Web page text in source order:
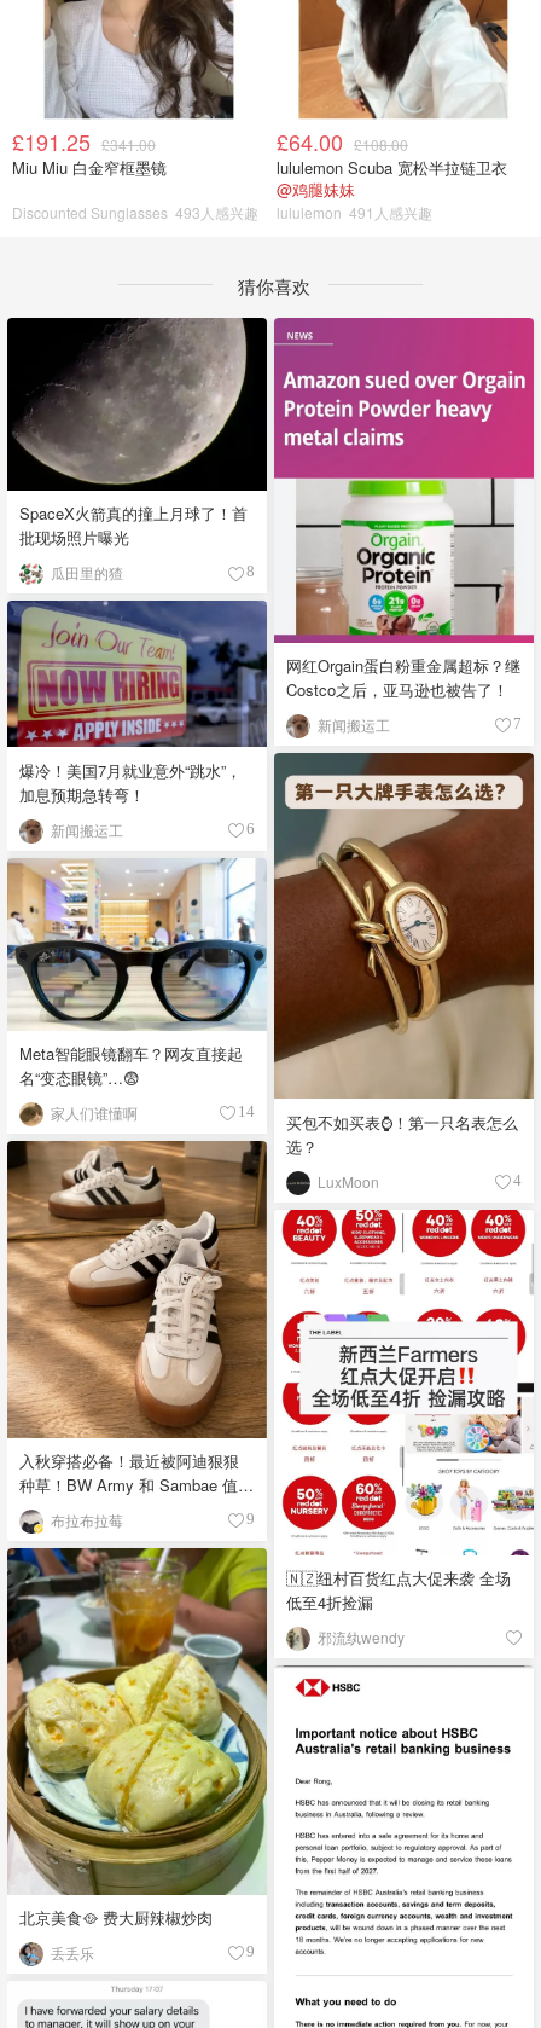
£191.25 £341.00
Miu Miu 白金窄框墨镜
Discounted Sunglasses 493人感兴趣
£64.00 £108.00
lululemon Scuba 宽松半拉链卫衣
@鸡腿妹妹
lululemon 491人感兴趣
猜你喜欢
SpaceX火箭真的撞上月球了！首
批现场照片曝光
瓜田里的猹 8
网红Orgain蛋白粉重金属超标？继
Costco之后，亚马逊也被告了！
新闻搬运工 7
爆冷！美国7月就业意外“跳水”，
加息预期急转弯！
新闻搬运工 6
买包不如买表⌚️！第一只名表怎么
选？
LuxMoon 4
Meta智能眼镜翻车？网友直接起
名“变态眼镜”…😨
家人们谁懂啊 14
入秋穿搭必备！最近被阿迪狠狠
种草！BW Army 和 Sambae 值得
拥有！布拉布拉莓 9
🇳🇿纽村百货红点大促来袭 全场
低至4折捡漏
邪流纨wendy
北京美食🥘 费大厨辣椒炒肉
丢丢乐 9